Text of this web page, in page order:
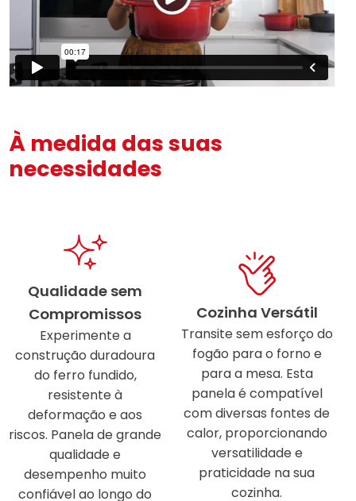
À medida das suas
necessidades
Qualidade sem
Compromissos
Experimente a
construção duradoura
do ferro fundido,
resistente à
deformação e aos
riscos. Panela de grande
qualidade e
desempenho muito
confiável ao longo do
Cozinha Versátil
Transite sem esforço do
fogão para o forno e
para a mesa. Esta
panela é compatível
com diversas fontes de
calor, proporcionando
versatilidade e
praticidade na sua
cozinha.